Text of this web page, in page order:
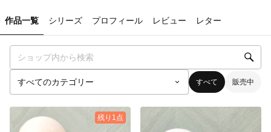
作品一覧 シリーズ プロフィール レビュー レター
すべて 販売中
残り1点